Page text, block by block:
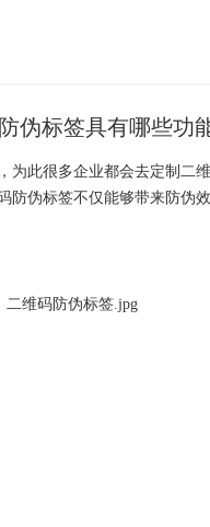
伪标签具有哪些功
此很多企业都会去定制二
伪标签不仅能够带来防伪